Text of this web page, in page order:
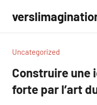
contenu
Uncategorized
Construire une
forte par l’art